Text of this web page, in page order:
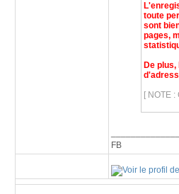
toute
sont
pages,
De
[ NOTE
FB